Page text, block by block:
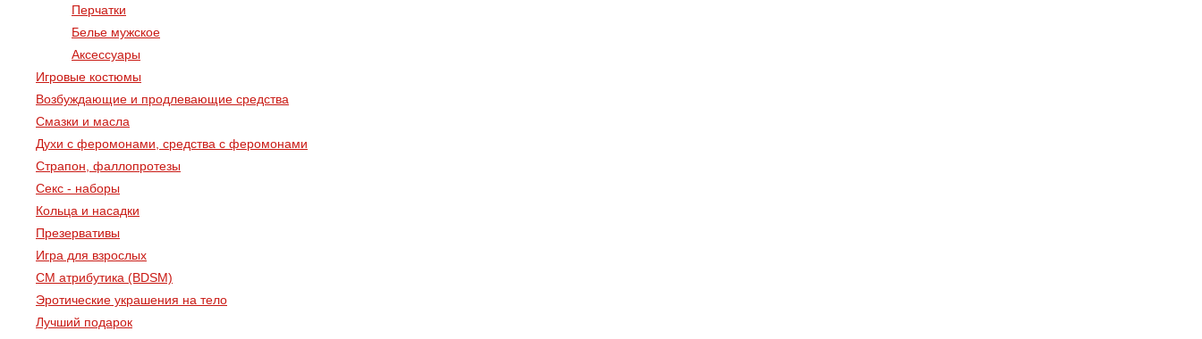
Перчатки
Белье мужское
Аксессуары
Игровые костюмы
Возбуждающие и продлевающие средства
Смазки и масла
Духи с феромонами, средства с феромонами
Страпон, фаллопротезы
Секс - наборы
Кольца и насадки
Презервативы
Игра для взрослых
СМ атрибутика (BDSM)
Эротические украшения на тело
Лучший подарок